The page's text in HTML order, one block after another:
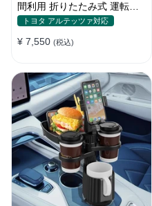
間利用 折りたたみ式 運転席
助手席 多機能 滑り止め 安定
トヨタ アルテッツァ対応
¥ 7,550 (税込)